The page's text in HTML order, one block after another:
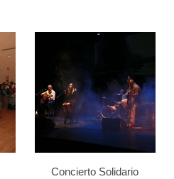
Concierto Solidario